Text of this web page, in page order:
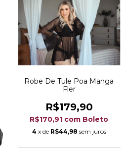
Robe De Tule Poa Manga
Fler
R$179,90
R$170,91 com Boleto
4 x de R$44,98 sem juros